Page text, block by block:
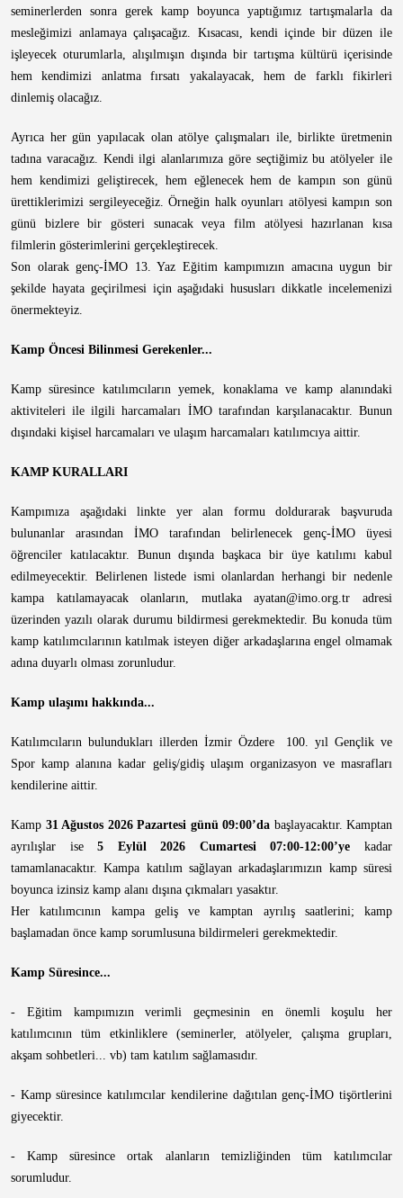
seminerlerden sonra gerek kamp boyunca yaptığımız tartışmalarla da
mesleğimizi anlamaya çalışacağız. Kısacası, kendi içinde bir düzen ile
işleyecek oturumlarla, alışılmışın dışında bir tartışma kültürü içerisinde
hem kendimizi anlatma fırsatı yakalayacak, hem de farklı fikirleri
dinlemiş olacağız.
Ayrıca her gün yapılacak olan atölye çalışmaları ile, birlikte üretmenin
tadına varacağız. Kendi ilgi alanlarımıza göre seçtiğimiz bu atölyeler ile
hem kendimizi geliştirecek, hem eğlenecek hem de kampın son günü
ürettiklerimizi sergileyeceğiz. Örneğin halk oyunları atölyesi kampın son
günü bizlere bir gösteri sunacak veya film atölyesi hazırlanan kısa
filmlerin gösterimlerini gerçekleştirecek.
Son olarak genç-İMO 13. Yaz Eğitim kampımızın amacına uygun bir
şekilde hayata geçirilmesi için aşağıdaki hususları dikkatle incelemenizi
önermekteyiz.
Kamp Öncesi Bilinmesi Gerekenler...
Kamp süresince katılımcıların yemek, konaklama ve kamp alanındaki
aktiviteleri ile ilgili harcamaları İMO tarafından karşılanacaktır. Bunun
dışındaki kişisel harcamaları ve ulaşım harcamaları katılımcıya aittir.
KAMP KURALLARI
Kampımıza aşağıdaki linkte yer alan formu doldurarak başvuruda
bulunanlar arasından İMO tarafından belirlenecek genç-İMO üyesi
öğrenciler katılacaktır. Bunun dışında başkaca bir üye katılımı kabul
edilmeyecektir. Belirlenen listede ismi olanlardan herhangi bir nedenle
kampa katılamayacak olanların, mutlaka ayatan@imo.org.tr adresi
üzerinden yazılı olarak durumu bildirmesi gerekmektedir. Bu konuda tüm
kamp katılımcılarının katılmak isteyen diğer arkadaşlarına engel olmamak
adına duyarlı olması zorunludur.
Kamp ulaşımı hakkında...
Katılımcıların bulundukları illerden İzmir Özdere 100. yıl Gençlik ve
Spor kamp alanına kadar geliş/gidiş ulaşım organizasyon ve masrafları
kendilerine aittir.
Kamp 31 Ağustos 2026 Pazartesi günü 09:00’da başlayacaktır. Kamptan
ayrılışlar ise5 Eylül 2026 Cumartesi 07:00-12:00’ye kadar
tamamlanacaktır. Kampa katılım sağlayan arkadaşlarımızın kamp süresi
boyunca izinsiz kamp alanı dışına çıkmaları yasaktır.
Her katılımcının kampa geliş ve kamptan ayrılış saatlerini; kamp
başlamadan önce kamp sorumlusuna bildirmeleri gerekmektedir.
Kamp Süresince...
- Eğitim kampımızın verimli geçmesinin en önemli koşulu her
katılımcının tüm etkinliklere (seminerler, atölyeler, çalışma grupları,
akşam sohbetleri... vb) tam katılım sağlamasıdır.
- Kamp süresince katılımcılar kendilerine dağıtılan genç-İMO tişörtlerini
giyecektir.
- Kamp süresince ortak alanların temizliğinden tüm katılımcılar
sorumludur.